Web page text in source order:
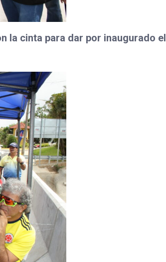
la cinta para dar por inaugurado el